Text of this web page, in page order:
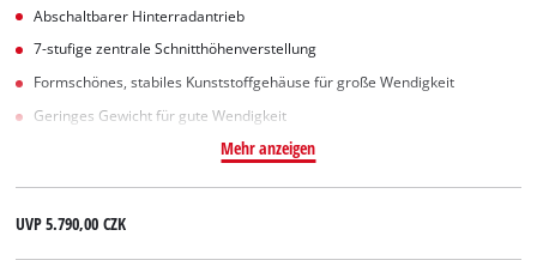
Abschaltbarer Hinterradantrieb
7-stufige zentrale Schnitthöhenverstellung
Formschönes, stabiles Kunststoffgehäuse für große Wendigkeit
Geringes Gewicht für gute Wendigkeit
Mehr anzeigen
UVP5.790,00 CZK